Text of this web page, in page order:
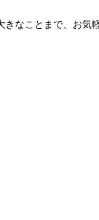
なことまで、お気